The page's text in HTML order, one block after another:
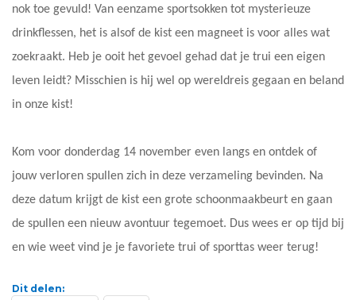
nok toe gevuld! Van eenzame sportsokken tot mysterieuze
drinkflessen, het is alsof de kist een magneet is voor alles wat
zoekraakt. Heb je ooit het gevoel gehad dat je trui een eigen
leven leidt? Misschien is hij wel op wereldreis gegaan en beland
in onze kist!
Kom voor donderdag 14 november even langs en ontdek of
jouw verloren spullen zich in deze verzameling bevinden. Na
deze datum krijgt de kist een grote schoonmaakbeurt en gaan
de spullen een nieuw avontuur tegemoet. Dus wees er op tijd bij
en wie weet vind je je favoriete trui of sporttas weer terug!
Dit delen: